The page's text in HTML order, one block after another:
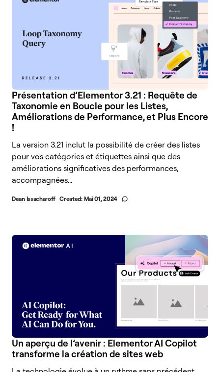
Présentation d’Elementor 3.21 : Requête de
Taxonomie en Boucle pour les Listes,
Améliorations de Performance, et Plus Encore
!
La version 3.21 inclut la possibilité de créer des listes
pour vos catégories et étiquettes ainsi que des
améliorations significatives des performances,
accompagnées...
Dean Issacharoff Created: Mai 01, 2024
Un aperçu de l’avenir : Elementor AI Copilot
transforme la création de sites web